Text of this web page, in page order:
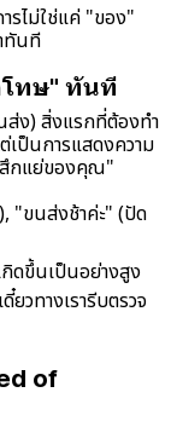
รไม่ใช่แค่ "ของ"
ทันที
โทษ" ทันที
ส่ง) สิ่งแรกที่ต้องทำ
เป็นการแสดงความ
สึกแย่ของคุณ"
"ขนส่งช้าค่ะ" (ปัด
กิดขึ้นเป็นอย่างสูง
ยวทางเรารีบตรวจ
of